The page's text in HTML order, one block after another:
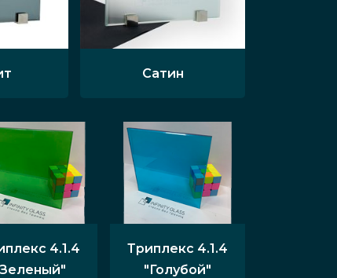
Сатин
4.1.4
Триплекс 4.1.4
"Голубой"